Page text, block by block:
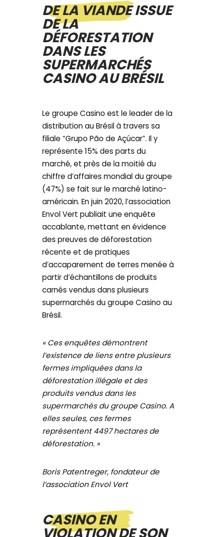
DE LA VIANDE ISSUE
DE LA
DÉFORESTATION
DANS LES
SUPERMARCHÉS
CASINO AU BRÉSIL
Le groupe Casino est le leader de la
distribution au Brésil à travers sa
filiale “Grupo Pão de Açúcar”. Il y
représente 15% des parts du
marché, et près de la moitié du
chiffre d’affaires mondial du groupe
(47%) se fait sur le marché latino-
américain. En juin 2020, l’association
Envol Vert publiait une enquête
accablante, mettant en évidence
des preuves de déforestation
récente et de pratiques
d’accaparement de terres menée à
partir d’échantillons de produits
carnés vendus dans plusieurs
supermarchés du groupe Casino au
Brésil.
« Ces enquêtes démontrent
l’existence de liens entre plusieurs
fermes impliquées dans la
déforestation illégale et des
produits vendus dans les
supermarchés du groupe Casino. A
elles seules, ces fermes
représentent 4497 hectares de
déforestation. »
Boris Patentreger, fondateur de
l’association Envol Vert
CASINO EN
VIOLATION DE SON